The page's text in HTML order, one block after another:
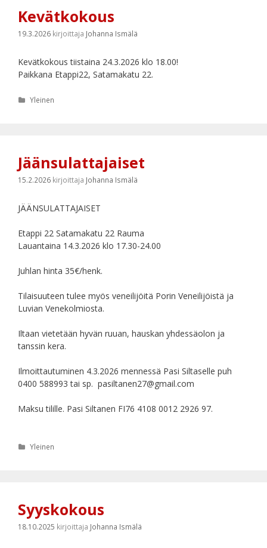
Kevätkokous
19.3.2026 kirjoittaja Johanna Ismälä
Kevätkokous tiistaina 24.3.2026 klo 18.00!
Paikkana Etappi22, Satamakatu 22.
Kategoriat
Yleinen
Jäänsulattajaiset
15.2.2026 kirjoittaja Johanna Ismälä
JÄÄNSULATTAJAISET
Etappi 22 Satamakatu 22 Rauma
Lauantaina 14.3.2026 klo 17.30-24.00
Juhlan hinta 35€/henk.
Tilaisuuteen tulee myös veneilijöitä Porin Veneilijöistä ja
Luvian Venekolmiosta.
Iltaan vietetään hyvän ruuan, hauskan yhdessäolon ja
tanssin kera.
Ilmoittautuminen 4.3.2026 mennessä Pasi Siltaselle puh
0400 588993 tai sp. pasiltanen27@gmail.com
Maksu tilille. Pasi Siltanen FI76 4108 0012 2926 97.
Kategoriat
Yleinen
Syyskokous
18.10.2025 kirjoittaja Johanna Ismälä